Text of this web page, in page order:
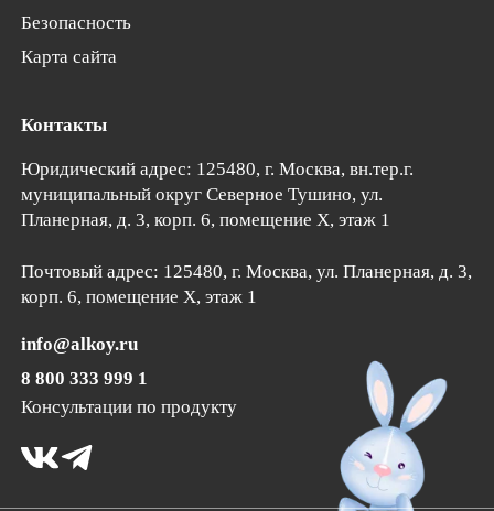
Безопасность
Карта сайта
Контакты
Юридический адрес: 125480, г. Москва, вн.тер.г.
муниципальный округ Северное Тушино,ул.
Планерная, д. 3, корп. 6, помещение Х, этаж 1
Почтовый адрес: 125480, г.Москва, ул. Планерная, д. 3,
корп. 6, помещение Х, этаж 1
info@alkoy.ru
8 800 333 999 1
Консультации по продукту